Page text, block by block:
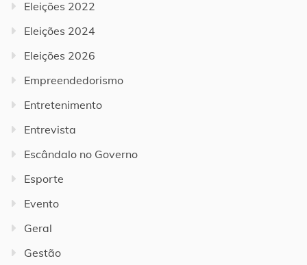
Eleições 2022
Eleições 2024
Eleições 2026
Empreendedorismo
Entretenimento
Entrevista
Escândalo no Governo
Esporte
Evento
Geral
Gestão